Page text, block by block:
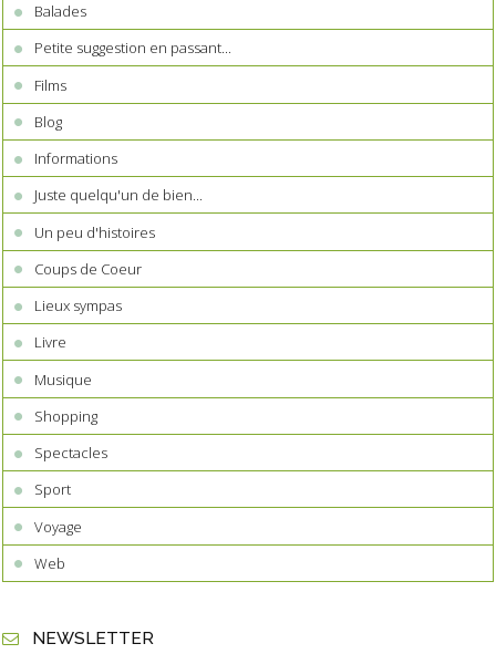
Balades
Petite suggestion en passant...
Films
Blog
Informations
Juste quelqu'un de bien...
Un peu d'histoires
Coups de Coeur
Lieux sympas
Livre
Musique
Shopping
Spectacles
Sport
Voyage
Web
NEWSLETTER